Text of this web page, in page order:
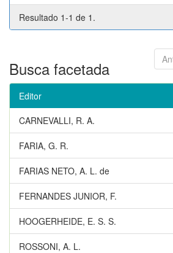
Resultado 1-1 de 1.
Busca facetada
Editor
CARNEVALLI, R. A.
FARIA, G. R.
FARIAS NETO, A. L. de
FERNANDES JUNIOR, F.
HOOGERHEIDE, E. S. S.
ROSSONI, A. L.